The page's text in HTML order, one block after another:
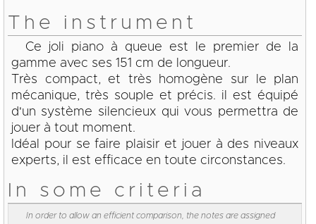
The instrument
Ce joli piano à queue est le premier de la
gamme avec ses 151 cm de longueur.
Très compact, et très homogène sur le plan
mécanique, très souple et précis. il est équipé
d'un système silencieux qui vous permettra de
jouer à tout moment.
Idéal pour se faire plaisir et jouer à des niveaux
experts, il est efficace en toute circonstances.
In some criteria
In order to allow an efficient comparison, the notes are assigned